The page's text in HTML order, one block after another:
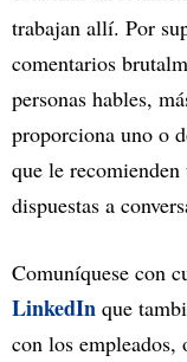
trabajan allí. Por
comentarios
personas hables,
proporciona uno o
que le
dispuestas a
Comuníquese con
LinkedIn que
con los empleados,